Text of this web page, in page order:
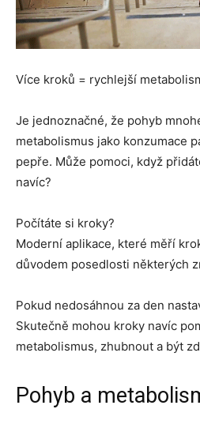
Více kroků = rychlejší
Je jednoznačné, že pohyb
metabolismus jako konzumace
pepře. Může pomoci, když
navíc?
Počítáte si kroky?
Moderní aplikace, které měří
důvodem posedlosti některých
Pokud nedosáhnou za den
Skutečně mohou kroky navíc
metabolismus, zhubnout a být
Pohyb a